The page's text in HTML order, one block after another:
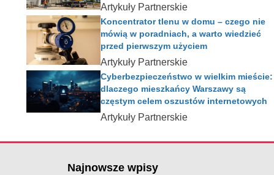
Artykuły Partnerskie
Artykuły Partnerskie
Koncentrator tlenu w domu – czego nie
mówią w poradniach, a warto wiedzieć
przed pierwszym użyciem
Artykuły Partnerskie
Cyberbezpieczeństwo w wielkim mieście:
dlaczego mieszkańcy Warszawy są
częstym celem oszustów internetowych
Najnowsze wpisy